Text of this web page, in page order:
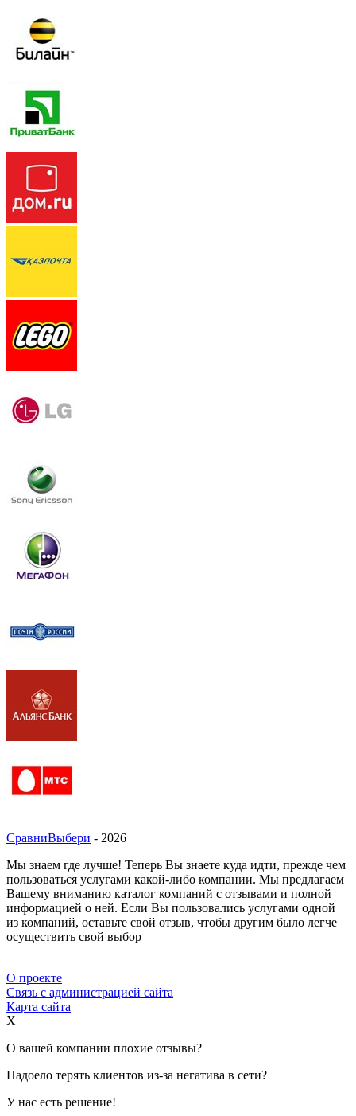
СравниВыбери - 2026
Мы знаем где лучше! Теперь Вы знаете куда идти, прежде чем
пользоваться услугами какой-либо компании. Мы предлагаем
Вашему вниманию каталог компаний с отзывами и полной
информацией о ней. Если Вы пользовались услугами одной
из компаний, оставьте свой отзыв, чтобы другим было легче
осуществить свой выбор
О проекте
Связь с администрацией сайта
Карта сайта
X
О вашей компании плохие отзывы?
Надоело терять клиентов из-за негатива в сети?
У нас есть решение!